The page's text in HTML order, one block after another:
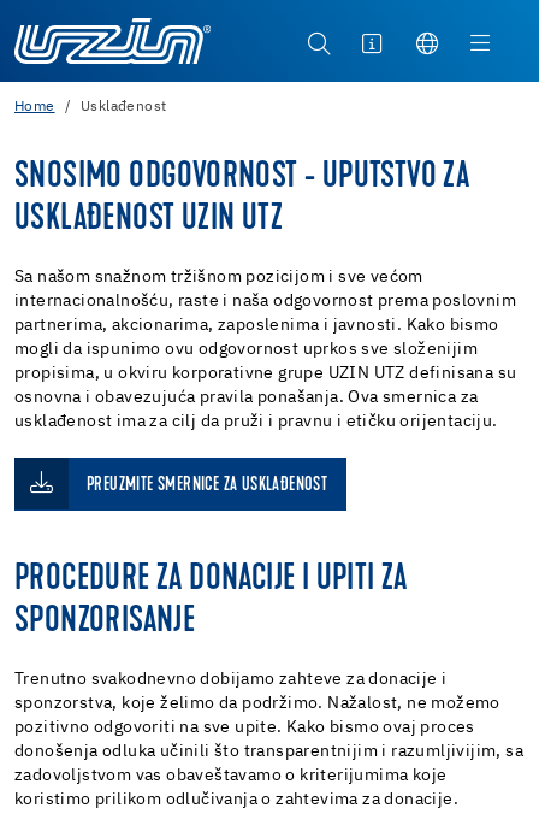
Home Usklađenost
SNOSIMO ODGOVORNOST - UPUTSTVO ZA
USKLAĐENOST UZIN UTZ
Sa našom snažnom tržišnom pozicijom i sve većom
internacionalnošću, raste i naša odgovornost prema poslovnim
partnerima, akcionarima, zaposlenima i javnosti. Kako bismo
mogli da ispunimo ovu odgovornost uprkos sve složenijim
propisima, u okviru korporativne grupe UZIN UTZ definisana su
osnovna i obavezujuća pravila ponašanja. Ova smernica za
usklađenost ima za cilj da pruži i pravnu i etičku orijentaciju.
PREUZMITE SMERNICE ZA USKLAĐENOST
PROCEDURE ZA DONACIJE I UPITI ZA
SPONZORISANJE
Trenutno svakodnevno dobijamo zahteve za donacije i
sponzorstva, koje želimo da podržimo. Nažalost, ne možemo
pozitivno odgovoriti na sve upite. Kako bismo ovaj proces
donošenja odluka učinili što transparentnijim i razumljivijim, sa
zadovoljstvom vas obaveštavamo o kriterijumima koje
koristimo prilikom odlučivanja o zahtevima za donacije.